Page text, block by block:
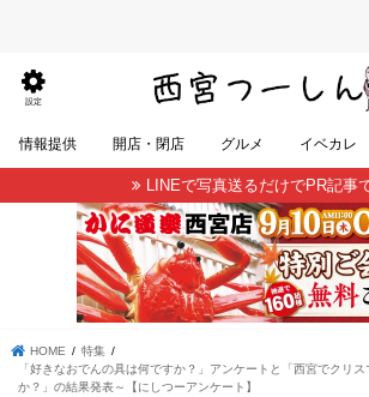
設定
情報提供 開店・閉店 グルメ イベカレ
LINEで写真送るだけでPR記事
HOME
特集
「好きなおでんの具は何ですか？」アンケートと「西宮でクリ
か？」の結果発表～【にしつーアンケート】